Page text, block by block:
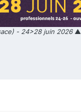
- 24>28 juin 2026▲